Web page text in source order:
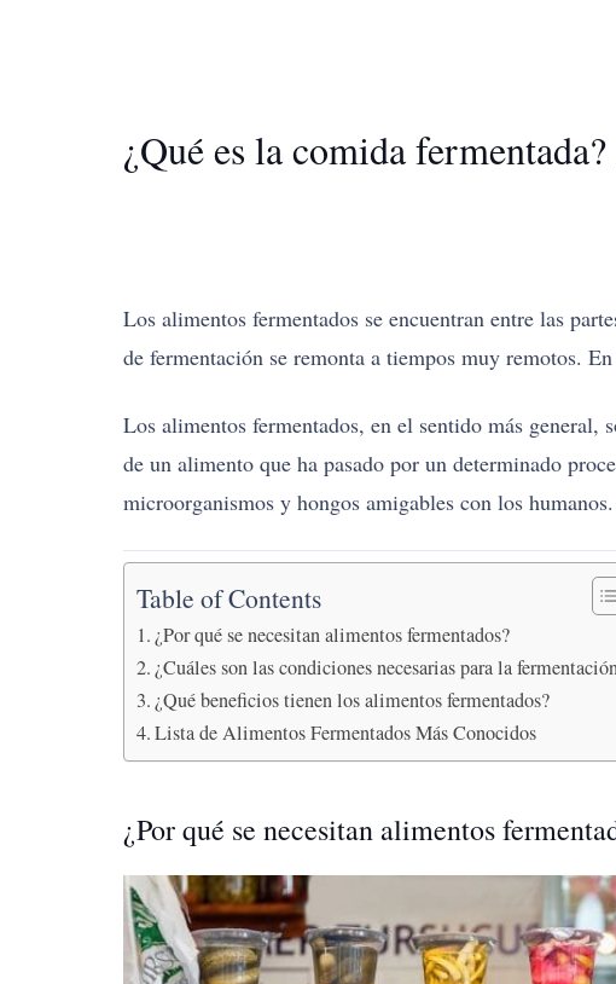
¿Qué es la comida
Los alimentos fermentados se encuentran entre las
de fermentación se remonta a tiempos muy remotos.
Los alimentos fermentados, en el sentido más
de un alimento que ha pasado por un determinado
microorganismos y hongos amigables con los humanos.
Table of Contents
¿Por qué se necesitan alimentos fermentados?
¿Cuáles son las condiciones necesarias para la
¿Qué beneficios tienen los alimentos fermentados?
Lista de Alimentos Fermentados Más Conocidos
¿Por qué se necesitan alimentos